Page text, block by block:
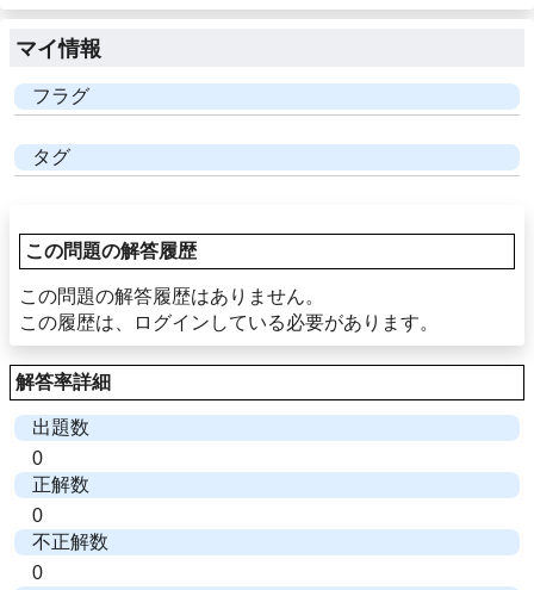
マイ情報
フラグ
タグ
この問題の解答履歴
この問題の解答履歴はありません。
この履歴は、ログインしている必要があります。
解答率詳細
出題数
0
正解数
0
不正解数
0